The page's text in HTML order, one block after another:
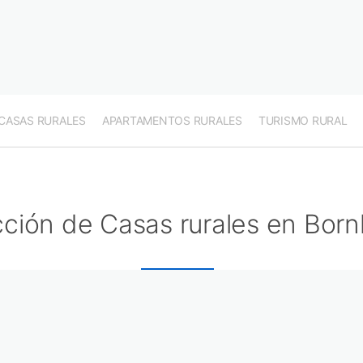
RURALES APARTAMENTOS RURALES TURISMO RURAL
de Casas rurales en